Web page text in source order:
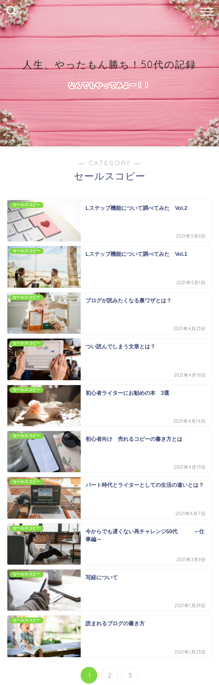
人生、やったもん勝ち！50代の記録
なんでもやってみよー！！
― CATEGORY ―
セールスコピー
セールスコピー
Lステップ機能について調べてみた Vol.2
2021年5月9日
セールスコピー
Lステップ機能について調べてみた Vol.1
2021年5月1日
セールスコピー
ブログが読みたくなる裏ワザとは？
2021年4月23日
セールスコピー
つい読んでしまう文章とは？
2021年4月18日
セールスコピー
初心者ライターにお勧めの本 3選
2021年4月14日
セールスコピー
初心者向け 売れるコピーの書き方とは
2021年4月13日
セールスコピー
パート時代とライターとしての生活の違いとは？
2021年4月7日
セールスコピー
今からでも遅くない再チャレンジ50代 ～仕
事編～
2021年3月9日
セールスコピー
写経について
2021年1月29日
セールスコピー
読まれるブログの書き方
2021年1月23日
1 2 3